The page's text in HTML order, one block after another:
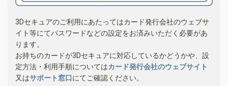
3Dセキュアのご利用にあたってはカード発行会社のウェブサ
イト等にてパスワードなどの設定をお済みいただく必要があ
ります。
お持ちのカードが3Dセキュアに対応しているかどうかや、設
定方法・利用手順についてはカード発行会社のウェブサイト
又はサポート窓口にてご確認ください。